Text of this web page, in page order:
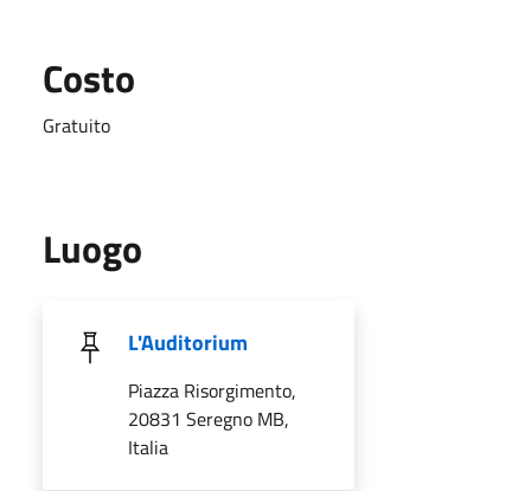
Costo
Gratuito
Luogo
L'Auditorium
Piazza Risorgimento,
20831 Seregno MB,
Italia